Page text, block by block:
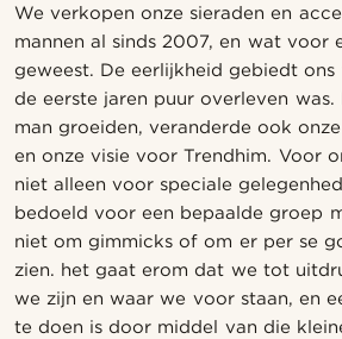
We verkopen onze sieraden en
mannen al sinds 2007, en wat voor
geweest. De eerlijkheid gebiedt
de eerste jaren puur overleven was.
man groeiden, veranderde ook
en onze visie voor Trendhim. Voor
niet alleen voor speciale
bedoeld voor een bepaalde groep
niet om gimmicks of om er per se
zien. het gaat erom dat we tot
we zijn en waar we voor staan, en
te doen is door middel van die